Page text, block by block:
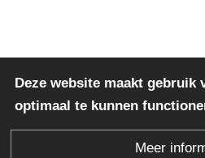
Deze website maakt gebruik
optimaal te kunnen
Meer